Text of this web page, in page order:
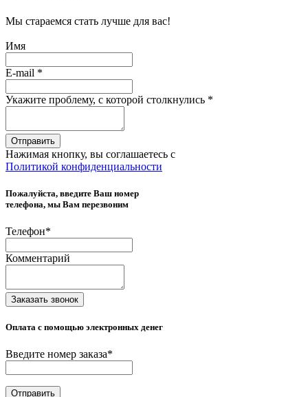
Мы стараемся стать лучше для вас!
Имя
E-mail *
Укажите проблему, с которой столкнулись *
Отправить
Нажимая кнопку, вы соглашаетесь с
Политикой конфиденциальности
Пожалуйста, введите Ваш номер
телефона, мы Вам перезвоним
Телефон*
Комментарий
Заказать звонок
Оплата с помощью электронных денег
Введите номер заказа*
Отправить